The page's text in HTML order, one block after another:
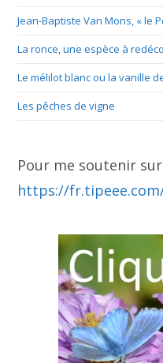
Jean-Baptiste Van Mons, « le
La ronce, une espèce à
Le mélilot blanc ou la vanille
Les pêches de vigne
Pour me soutenir
https://